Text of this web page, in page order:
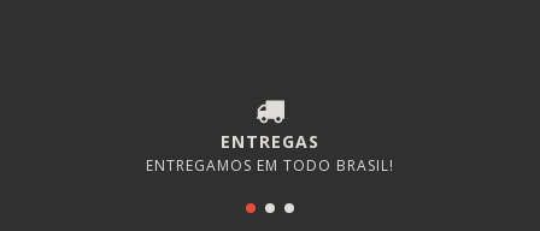
ENTREGAS
ENTREGAMOS EM TODO BRASIL!